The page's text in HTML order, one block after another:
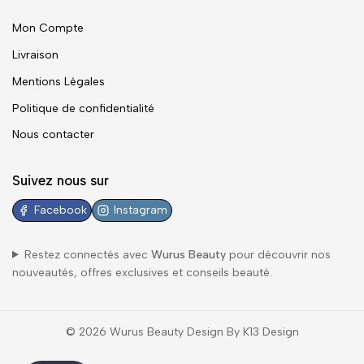
Mon Compte
Livraison
Mentions Légales
Politique de confidentialité
Nous contacter
Suivez nous sur
Facebook Instagram
Restez connectés avec Wurus Beautypour découvrir nos
nouveautés, offres exclusives et conseils beauté.
© 2026 Wurus Beauty Design By K13 Design